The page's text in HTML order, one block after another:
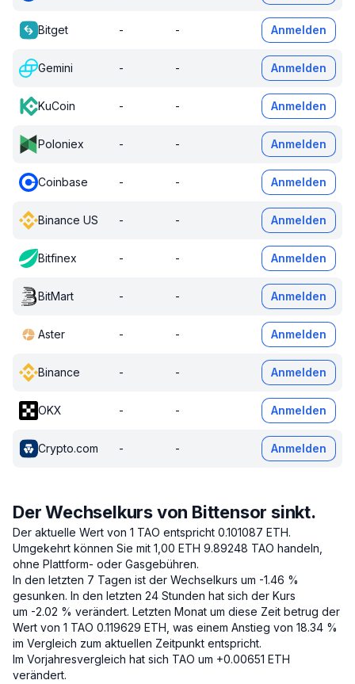
Bitget - - Anmelden
Gemini - - Anmelden
KuCoin - - Anmelden
Poloniex - - Anmelden
Coinbase - - Anmelden
Binance US - - Anmelden
Bitfinex - - Anmelden
BitMart - - Anmelden
Aster - - Anmelden
Binance - - Anmelden
OKX - - Anmelden
Crypto.com - - Anmelden
Der Wechselkurs von Bittensor sinkt.
Der aktuelle Wert von 1 TAO entspricht 0.101087 ETH.
Umgekehrt können Sie mit 1,00 ETH 9.89248 TAO handeln,
ohne Plattform- oder Gasgebühren.
In den letzten 7 Tagen ist der Wechselkurs um -1.46 %
gesunken. In den letzten 24 Stunden hat sich der Kurs
um -2.02 % verändert. Letzten Monat um diese Zeit betrug der
Wert von 1 TAO 0.119629 ETH, was einem Anstieg von 18.34 %
im Vergleich zum aktuellen Zeitpunkt entspricht.
Im Vorjahresvergleich hat sich TAO um +0.00651 ETH
verändert.